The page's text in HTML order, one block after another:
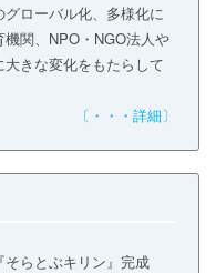
ローバル化、多様化に
関、NPO・NGO法人や
きな変化をもたらして
〔・・・詳細〕
らとぶキリン』完成